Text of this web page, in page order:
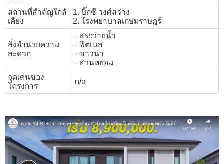
สถานที่สำคัญใกล้
เคียง
1. บิ๊กซี วงศ์สว่าง
2. โรงพยาบาลเกษมราษฎร์
สิ่งอำนวยความ
สะดวก
– สระว่ายน้ำ
– ฟิตเนส
– ซาวน่า
– สวนหย่อม
จุดเด่นของ
โครงการ
n/a